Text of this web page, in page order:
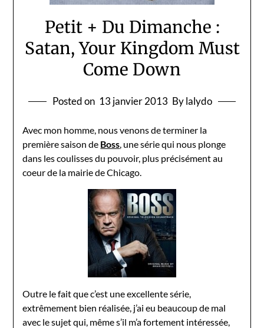
Petit + Du Dimanche :
Satan, Your Kingdom Must
Come Down
Posted on 13 janvier 2013 By lalydo
Avec mon homme, nous venons de terminer la
première saison de Boss, une série qui nous plonge
dans les coulisses du pouvoir, plus précisément au
coeur de la mairie de Chicago.
Outre le fait que c’est une excellente série,
extrêmement bien réalisée, j’ai eu beaucoup de mal
avec le sujet qui, même s’il m’a fortement intéressée,